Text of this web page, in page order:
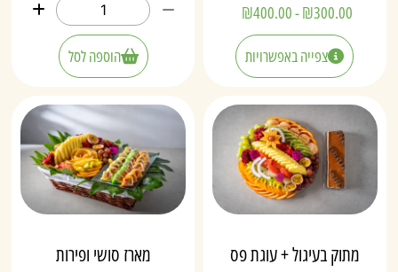
₪300.00
-
₪400.00
צפייה באפשרויות הוספה לסל
מתוק בעיגול + עוגת פס מארז סושי ופירות